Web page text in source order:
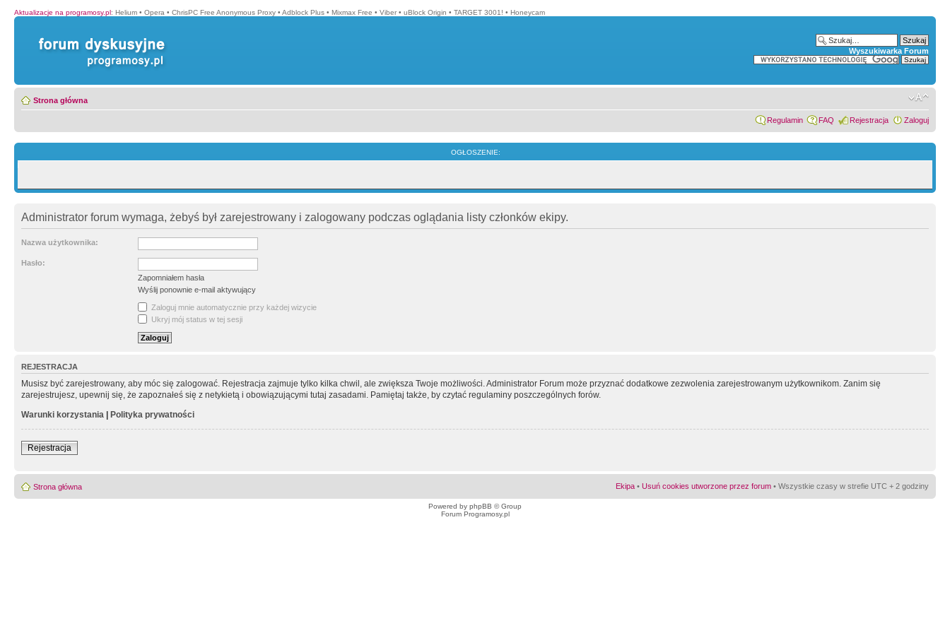
Aktualizacje na programosy.pl: Helium • Opera • ChrisPC Free Anonymous Proxy • Adblock Plus • Mixmax Free • Viber • uBlock Origin • TARGET 3001! • Honeycam
Wyszukiwarka Forum
Strona główna
Regulamin FAQ Rejestracja Zaloguj
OGŁOSZENIE:
Administrator forum wymaga, żebyś był zarejestrowany i zalogowany podczas oglądania listy członków ekipy.
Nazwa użytkownika:
Hasło:
Zapomniałem hasła
Wyślij ponownie e-mail aktywujący
Zaloguj mnie automatycznie przy każdej wizycie
Ukryj mój status w tej sesji
REJESTRACJA
Musisz być zarejestrowany, aby móc się zalogować. Rejestracja zajmuje tylko kilka chwil, ale zwiększa Twoje możliwości. Administrator Forum może przyznać dodatkowe zezwolenia zarejestrowanym użytkownikom. Zanim się
zarejestrujesz, upewnij się, że zapoznałeś się z netykietą i obowiązującymi tutaj zasadami. Pamiętaj także, by czytać regulaminy poszczególnych forów.
Warunki korzystania | Polityka prywatności
Rejestracja
Strona główna Ekipa • Usuń cookies utworzone przez forum • Wszystkie czasy w strefie UTC + 2 godziny
Powered by phpBB © Group
Forum Programosy.pl